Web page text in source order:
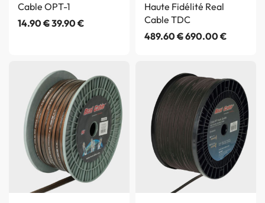
Cable OPT-1
14.90€39.90€
Haute Fidélité Real
Cable TDC
489.60€690.00€